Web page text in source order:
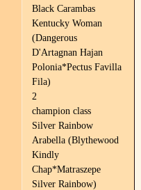
Black Carambas
Kentucky Woman
(Dangerous
D'Artagnan Hajan
Polonia*Pectus Favilla
Fila)
2
champion class
Silver Rainbow
Arabella (Blythewood
Kindly
Chap*Matraszepe
Silver Rainbow)